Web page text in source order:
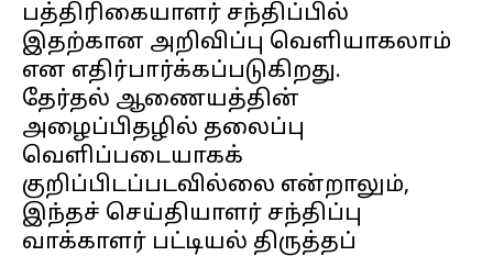
பத்திரிகையாளர் சந்திப்பில்
இதற்கான அறிவிப்பு வெளியாகலாம்
என எதிர்பார்க்கப்படுகிறது.
தேர்தல் ஆணையத்தின்
அழைப்பிதழில் தலைப்பு
வெளிப்படையாகக்
குறிப்பிடப்படவில்லை என்றாலும்,
இந்தச் செய்தியாளர் சந்திப்பு
வாக்காளர் பட்டியல் திருத்தப்